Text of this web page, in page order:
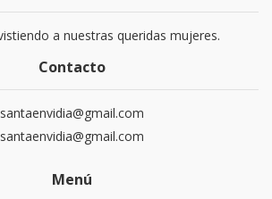
a nuestras queridas mujeres.
Contacto
santaenvidia@gmail.com
santaenvidia@gmail.com
Menú